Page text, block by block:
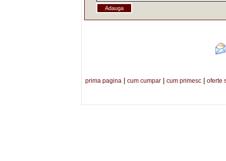
prima pagina cum cumpar cum primesc oferte